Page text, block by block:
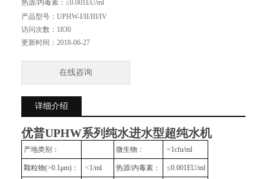
热源/内毒素：≤0.001EU/ml
总有机碳（TOC）：≤5ppb
重金属离子：<0.1ppb
电阻率：18.2 MΩ
纯水水质：Ⅰ级水纯水器
产品型号： UPHW-I/II/III/IV
访问次数： 1830
更新时间： 2018-06-27
在线咨询
详细介绍
优普UPHW系列纯水进水型超纯水机
产地类别： 微生物： <1cfu/ml
颗粒物(>0.1μm)： <1/ml 热源/内毒素： ≤0.001EU/ml